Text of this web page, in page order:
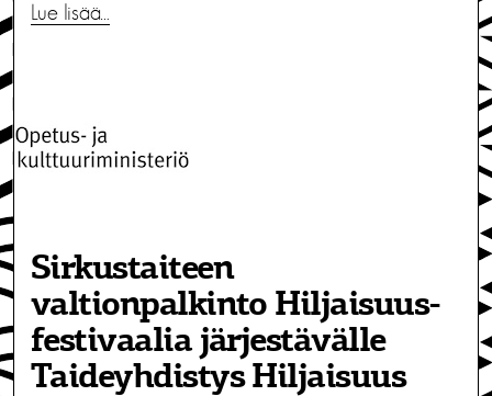
Lue lisää…
Sirkustaiteen
valtionpalkinto Hiljaisuus-
festivaalia järjestävälle
Taideyhdistys Hiljaisuus